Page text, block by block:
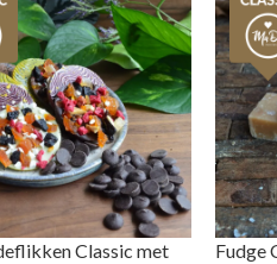
Classic met
Fudge